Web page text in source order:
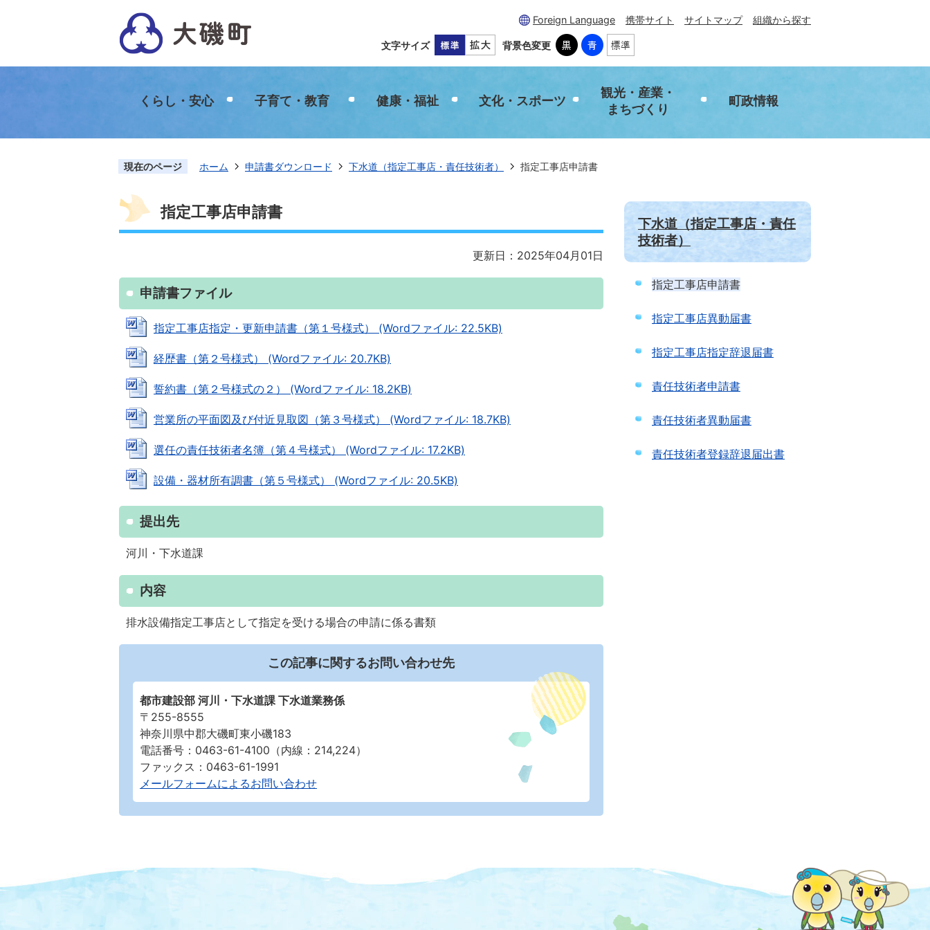
Foreign Language 携帯サイト サイトマップ 組織から探す
文字サイズ 背景色変更
くらし・安心 子育て・教育 健康・福祉 文化・スポーツ
観光・産業・
まちづくり
町政情報
現在のページ ホーム 申請書ダウンロード 下水道（指定工事店・責任技術者） 指定工事店申請書
指定工事店申請書
更新日：2025年04月01日
申請書ファイル
指定工事店指定・更新申請書（第１号様式） (Wordファイル: 22.5KB)
経歴書（第２号様式） (Wordファイル: 20.7KB)
誓約書（第２号様式の２） (Wordファイル: 18.2KB)
営業所の平面図及び付近見取図（第３号様式） (Wordファイル: 18.7KB)
選任の責任技術者名簿（第４号様式） (Wordファイル: 17.2KB)
設備・器材所有調書（第５号様式） (Wordファイル: 20.5KB)
提出先
河川・下水道課
内容
排水設備指定工事店として指定を受ける場合の申請に係る書類
この記事に関するお問い合わせ先
都市建設部 河川・下水道課 下水道業務係
〒255-8555
神奈川県中郡大磯町東小磯183
電話番号：0463-61-4100（内線：214,224）
ファックス：0463-61-1991
メールフォームによるお問い合わせ
下水道（指定工事店・責任
技術者）
指定工事店申請書
指定工事店異動届書
指定工事店指定辞退届書
責任技術者申請書
責任技術者異動届書
責任技術者登録辞退届出書